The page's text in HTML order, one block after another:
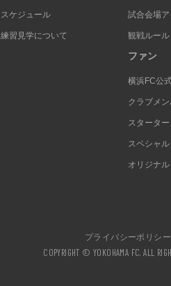
スケジュール
練習見学について
試合会場
観戦ルー
ファン
横浜FC公
クラブメン
スタータ
スペシャ
オリジナ
プライバシーポリシー
COPYRIGHT © YOKOHAMA FC. ALL